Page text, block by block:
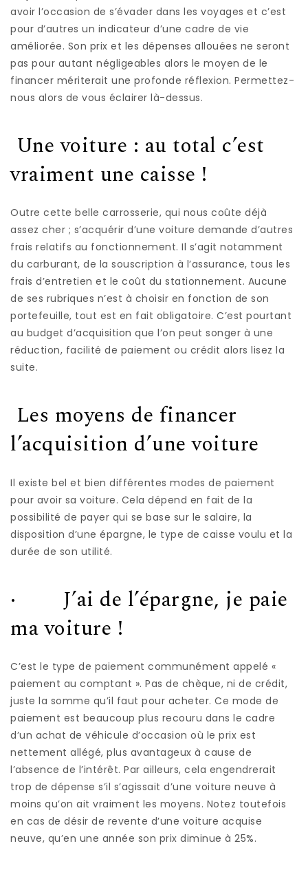
avoir l’occasion de s’évader dans les voyages et c’est
pour d’autres un indicateur d’une cadre de vie
améliorée. Son prix et les dépenses allouées ne seront
pas pour autant négligeables alors le moyen de le
financer mériterait une profonde réflexion. Permettez-
nous alors de vous éclairer là-dessus.
Une voiture : au total c’est
vraiment une caisse !
Outre cette belle carrosserie, qui nous coûte déjà
assez cher ; s’acquérir d’une voiture demande d’autres
frais relatifs au fonctionnement. Il s’agit notamment
du carburant, de la souscription à l’assurance, tous les
frais d’entretien et le coût du stationnement. Aucune
de ses rubriques n’est à choisir en fonction de son
portefeuille, tout est en fait obligatoire. C’est pourtant
au budget d’acquisition que l’on peut songer à une
réduction, facilité de paiement ou crédit alors lisez la
suite.
Les moyens de financer
l’acquisition d’une voiture
Il existe bel et bien différentes modes de paiement
pour avoir sa voiture. Cela dépend en fait de la
possibilité de payer qui se base sur le salaire, la
disposition d’une épargne, le type de caisse voulu et la
durée de son utilité.
· J’ai de l’épargne, je paie
ma voiture !
C’est le type de paiement communément appelé «
paiement au comptant ». Pas de chèque, ni de crédit,
juste la somme qu’il faut pour acheter. Ce mode de
paiement est beaucoup plus recouru dans le cadre
d’un achat de véhicule d’occasion où le prix est
nettement allégé, plus avantageux à cause de
l’absence de l’intérêt. Par ailleurs, cela engendrerait
trop de dépense s’il s’agissait d’une voiture neuve à
moins qu’on ait vraiment les moyens. Notez toutefois
en cas de désir de revente d’une voiture acquise
neuve, qu’en une année son prix diminue à 25%.